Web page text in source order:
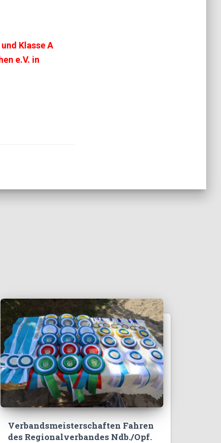
Klasse A
e.V. in
Verbandsmeisterschaften Fahren
des Regionalverbandes Ndb./Opf.